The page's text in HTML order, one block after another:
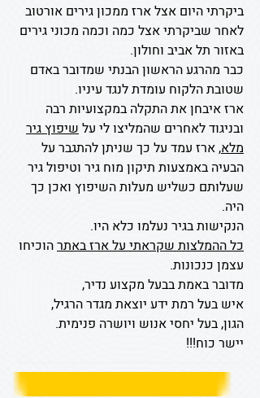
ביקרתי היום אצל ארז ממכון גירים אורטוב
לאחר שביקרתי אצל כמה וכמה מכוני גירים
באזור תל אביב וחולון.
כבר מהרגע הראשון הבנתי שמדובר באדם
שטובת הלקוח עומדת לנגד עיניו.
ארז איבחן את התקלה במקצועיות רבה
ובניגוד לאחרים שהמליצו לי על שיפוץ גיר
מלא, ארז עמד על כך שניתן להתגבר על
הבעיה באמצעות תיקון מוח גיר וטיפול גיר
שעלותם כשליש מעלות השיפוץ ואכן כך
היה.
הנקישות בגיר נעלמו כלא היו.
כל ההמלצות שקראתי על ארז באתרהוכיחו
עצמן כנכונות.
מדובר באמת בבעל מקצוע נדיר,
איש בעל רמת ידע יוצאת מגדר הרגיל,
הגון, בעל יחסי אנוש ויושרה פנימית.
יישר כוח!!!